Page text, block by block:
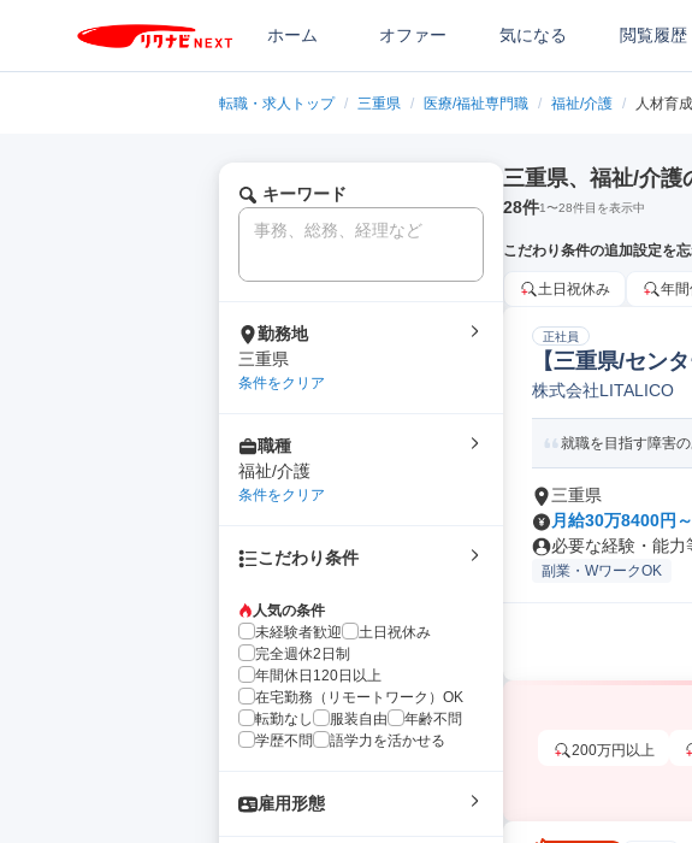
ホーム オファー 気になる 閲覧履歴
転職・求人トップ / 三重県 / 医療/福祉専門職 / 福祉/介護 / 人材育成
キーワード
勤務地
三重県
条件をクリア
職種
福祉/介護
条件をクリア
こだわり条件
人気の条件
未経験者歓迎
土日祝休み
完全週休2日制
年間休日120日以上
在宅勤務（リモートワーク）OK
転勤なし
服装自由
年齢不問
学歴不問
語学力を活かせる
雇用形態
三重県、福祉/介護
28件1〜28件目を表示中
こだわり条件の追加設定を
土日祝休み 年
正社員
【三重県/セン
介護事業責任者/
株式会社LITALICO
就職を目指す障害
三重県
月給30万8400円
必要な経験・能力
副業・WワークOK
200万円以上